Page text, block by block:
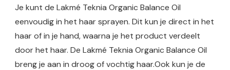
Je kunt de Lakmé Teknia Organic Balance Oil
eenvoudig in het haar sprayen. Dit kun je direct in het
haar of in je hand, waarna je het product verdeelt
door het haar. De Lakmé Teknia Organic Balance Oil
breng je aan in droog of vochtig haar.Ook kun je de